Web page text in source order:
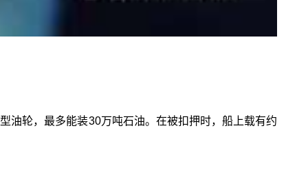
油轮，最多能装30万吨石油。在被扣押时，船上载有约